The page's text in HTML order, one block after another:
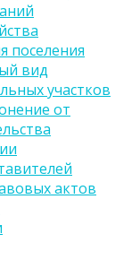
поселения
вид
участков
от
актов